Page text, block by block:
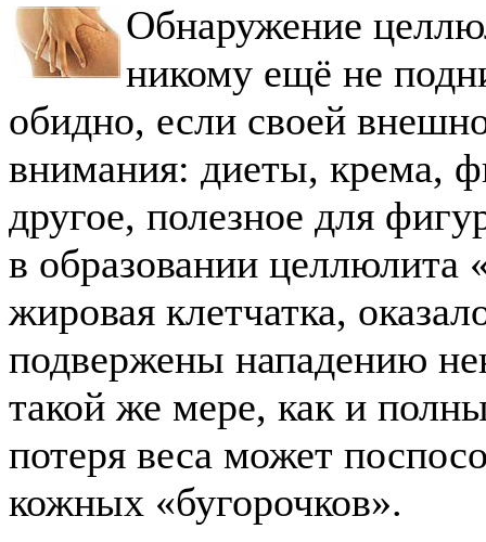
Обнаружение
никому ещё не
обидно, если своей
внимания: диеты, крема,
другое, полезное для
в образовании целлюлита
жировая клетчатка,
подвержены нападению
такой же мере, как и
потеря веса может
кожных «бугорочков».